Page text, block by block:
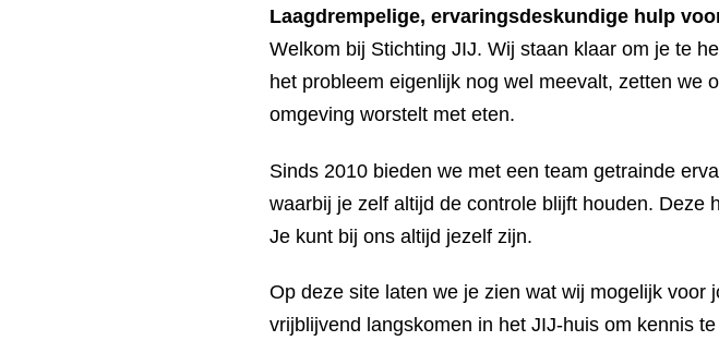
Laagdrempelige, ervaringsdeskundige hulp
Welkom bij Stichting JIJ. Wij staan klaar om je te
het probleem eigenlijk nog wel meevalt, zetten we
omgeving worstelt met eten.
Sinds 2010 bieden we met een team getrainde
waarbij je zelf altijd de controle blijft houden. Deze
Je kunt bij ons altijd jezelf zijn.
Op deze site laten we je zien wat wij mogelijk
vrijblijvend langskomen in het JIJ-huis om kennis